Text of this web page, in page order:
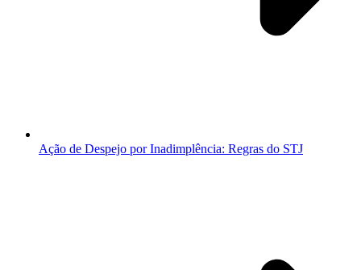
Ação de Despejo por Inadimplência: Regras do STJ